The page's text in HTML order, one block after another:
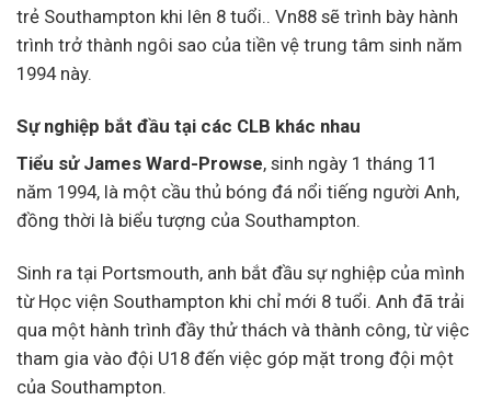
trẻ Southampton khi lên 8 tuổi.. Vn88 sẽ trình bày hành
trình trở thành ngôi sao của tiền vệ trung tâm sinh năm
1994 này.
Sự nghiệp bắt đầu tại các CLB khác nhau
Tiểu sử James Ward-Prowse, sinh ngày 1 tháng 11
năm 1994, là một cầu thủ bóng đá nổi tiếng người Anh,
đồng thời là biểu tượng của Southampton.
Sinh ra tại Portsmouth, anh bắt đầu sự nghiệp của mình
từ Học viện Southampton khi chỉ mới 8 tuổi. Anh đã trải
qua một hành trình đầy thử thách và thành công, từ việc
tham gia vào đội U18 đến việc góp mặt trong đội một
của Southampton.